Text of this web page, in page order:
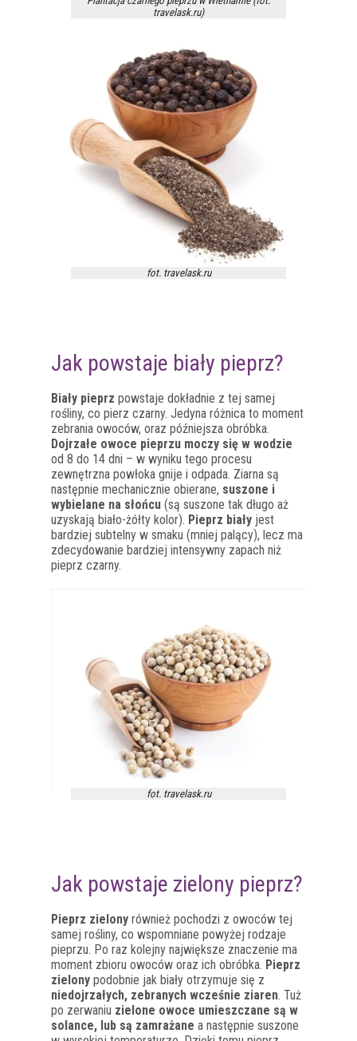
travelask.ru)
fot. travelask.ru
Jak powstaje biały pieprz?
Biały pieprz powstaje dokładnie z tej samej
rośliny, co pierz czarny. Jedyna różnica to moment
zebrania owoców, oraz późniejsza obróbka.
Dojrzałe owoce pieprzu moczy się w wodzie
od 8 do 14 dni – w wyniku tego procesu
zewnętrzna powłoka gnije i odpada. Ziarna są
następnie mechanicznie obierane, suszone i
wybielane na słońcu (są suszone tak długo aż
uzyskają biało-żółty kolor). Pieprz biały jest
bardziej subtelny w smaku (mniej palący), lecz ma
zdecydowanie bardziej intensywny zapach niż
pieprz czarny.
fot. travelask.ru
Jak powstaje zielony pieprz?
Pieprz zielony również pochodzi z owoców tej
samej rośliny, co wspomniane powyżej rodzaje
pieprzu. Po raz kolejny największe znaczenie ma
moment zbioru owoców oraz ich obróbka. Pieprz
zielony podobnie jak biały otrzymuje się z
niedojrzałych, zebranych wcześnie ziaren. Tuż
po zerwaniu zielone owoce umieszczane są w
solance, lub są zamrażane a następnie suszone